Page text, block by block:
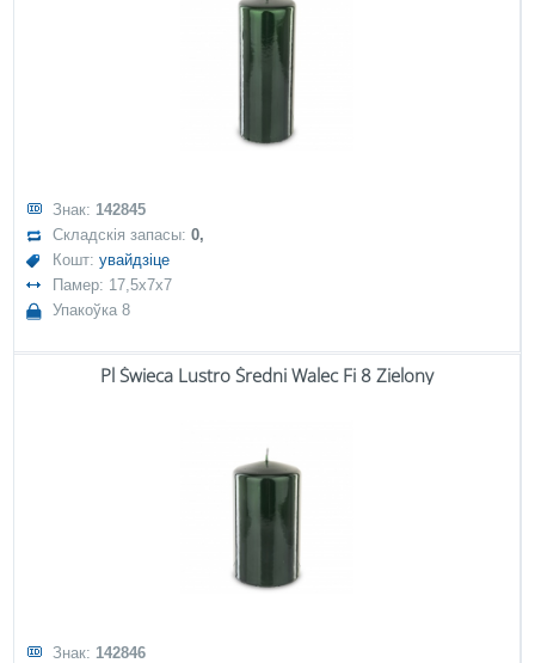
Знак: 142845
Складскія запасы:0,
Кошт:увайдзіце
Памер: 17,5x7x7
Упакоўка 8
Pl Świeca Lustro Średni Walec Fi 8 Zielony
Знак: 142846